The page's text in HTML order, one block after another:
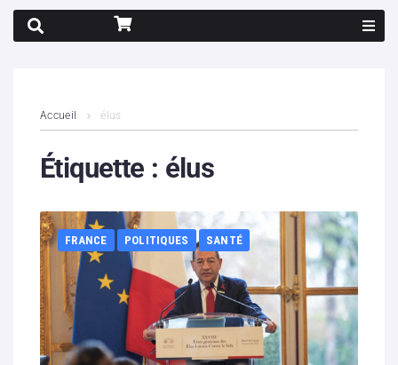
Contenus litigieux
Boutique
Partenaires
Contacts
Accueil élus
Étiquette : élus
FRANCE POLITIQUES SANTÉ